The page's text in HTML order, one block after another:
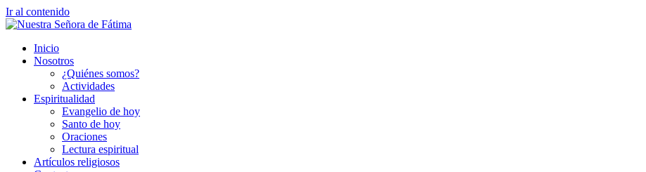
Ir al contenido
Inicio
Nosotros
¿Quiénes somos?
Actividades
Espiritualidad
Evangelio de hoy
Santo de hoy
Oraciones
Lectura espiritual
Artículos religiosos